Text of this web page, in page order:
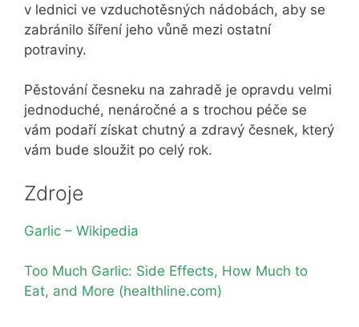
v lednici ve vzduchotěsných nádobách, aby se
zabránilo šíření jeho vůně mezi ostatní
potraviny.
Pěstování česneku na zahradě je opravdu velmi
jednoduché, nenáročné a s trochou péče se
vám podaří získat chutný a zdravý česnek, který
vám bude sloužit po celý rok.
Zdroje
Garlic – Wikipedia
Too Much Garlic: Side Effects, How Much to
Eat, and More (healthline.com)